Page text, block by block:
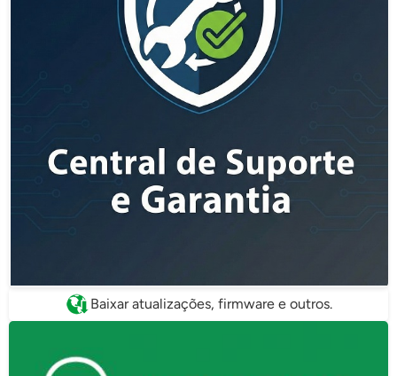
Baixar atualizações, firmware e outros.